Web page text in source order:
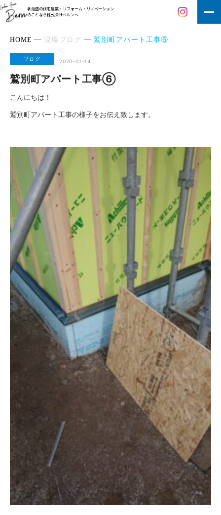
北海道の住宅建築・リフォーム・リノベーション
のことなら株式会社ベルンへ
HOME 現場ブログ 鷲別町アパート工事⑥
ブログ 2020-01-14
鷲別町アパート工事⑥
こんにちは！
鷲別町アパート工事の様子をお伝え致します。